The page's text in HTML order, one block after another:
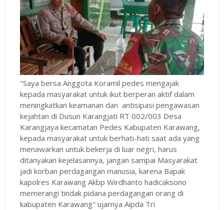
"Saya bersa Anggota Koramil pedes mengajak
kepada masyarakat untuk ikut berperan aktif dalam
meningkatkan keamanan dan antisipasi pengawasan
kejahtan di Dusun Karangjati RT 002/003 Desa
Karangjaya kecamatan Pedes Kabupaten Karawang,
kepada masyarakat untuk berhati-hati saat ada yang
menawarkan untuk bekerja di luar negri, harus
ditanyakan kejelasannya, jangan sampai Masyarakat
jadi korban perdagangan manusia, karena Bapak
kapolres Karawang Akbp Wirdhanto hadicaksono
memerangi tindak pidana perdagangan orang di
kabupaten Karawang" ujarnya Aipda Tri